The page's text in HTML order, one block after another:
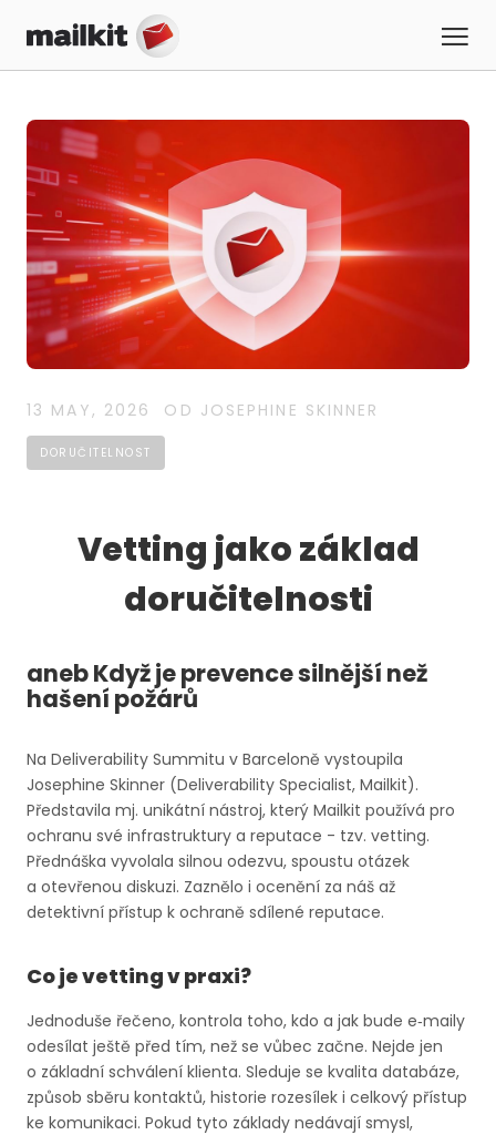
13 MAY, 2026 OD JOSEPHINE SKINNER
DORUČITELNOST
Vetting jako základ
doručitelnosti
aneb Když je prevence silnější než
hašení požárů
Na Deliverability Summitu v Barceloně vystoupila
Josephine Skinner (Deliverability Specialist, Mailkit).
Představila mj. unikátní nástroj, který Mailkit používá pro
ochranu své infrastruktury a reputace - tzv. vetting.
Přednáška vyvolala silnou odezvu, spoustu otázek
a otevřenou diskuzi. Zaznělo i ocenění za náš až
detektivní přístup k ochraně sdílené reputace.
Co je vetting v praxi?
Jednoduše řečeno, kontrola toho, kdo a jak bude e‑maily
odesílat ještě před tím, než se vůbec začne. Nejde jen
o základní schválení klienta. Sleduje se kvalita databáze,
způsob sběru kontaktů, historie rozesílek i celkový přístup
ke komunikaci. Pokud tyto základy nedávají smysl,